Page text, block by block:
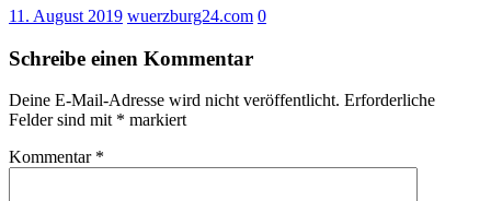
11. August 2019 wuerzburg24.com 0
Schreibe einen Kommentar
Deine E-Mail-Adresse wird nicht veröffentlicht. Erforderliche
Felder sind mit * markiert
Kommentar *